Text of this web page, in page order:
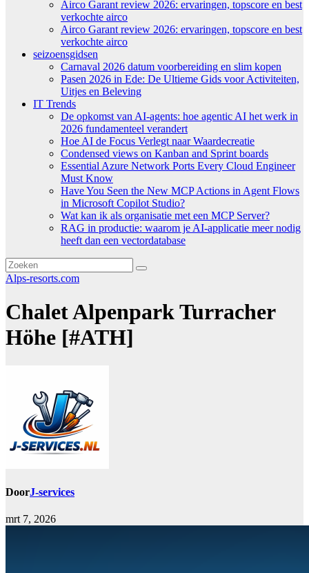
Airco Garant review 2026: ervaringen, topscore en best
verkochte airco
Airco Garant review 2026: ervaringen, topscore en best
verkochte airco
seizoensgidsen
Carnaval 2026 datum voorbereiding en slim kopen
Pasen 2026 in Ede: De Ultieme Gids voor Activiteiten,
Uitjes en Beleving
IT Trends
De opkomst van AI-agents: hoe agentic AI het werk in
2026 fundamenteel verandert
Hoe AI de Focus Verlegt naar Waardecreatie
Condensed views on Kanban and Sprint boards
Essential Azure Network Ports Every Cloud Engineer
Must Know
Have You Seen the New MCP Actions in Agent Flows
in Microsoft Copilot Studio?
Wat kan ik als organisatie met een MCP Server?
RAG in productie: waarom je AI-applicatie meer nodig
heeft dan een vectordatabase
Alps-resorts.com
Chalet Alpenpark Turracher
Höhe [#ATH]
DoorJ-services
mrt 7, 2026